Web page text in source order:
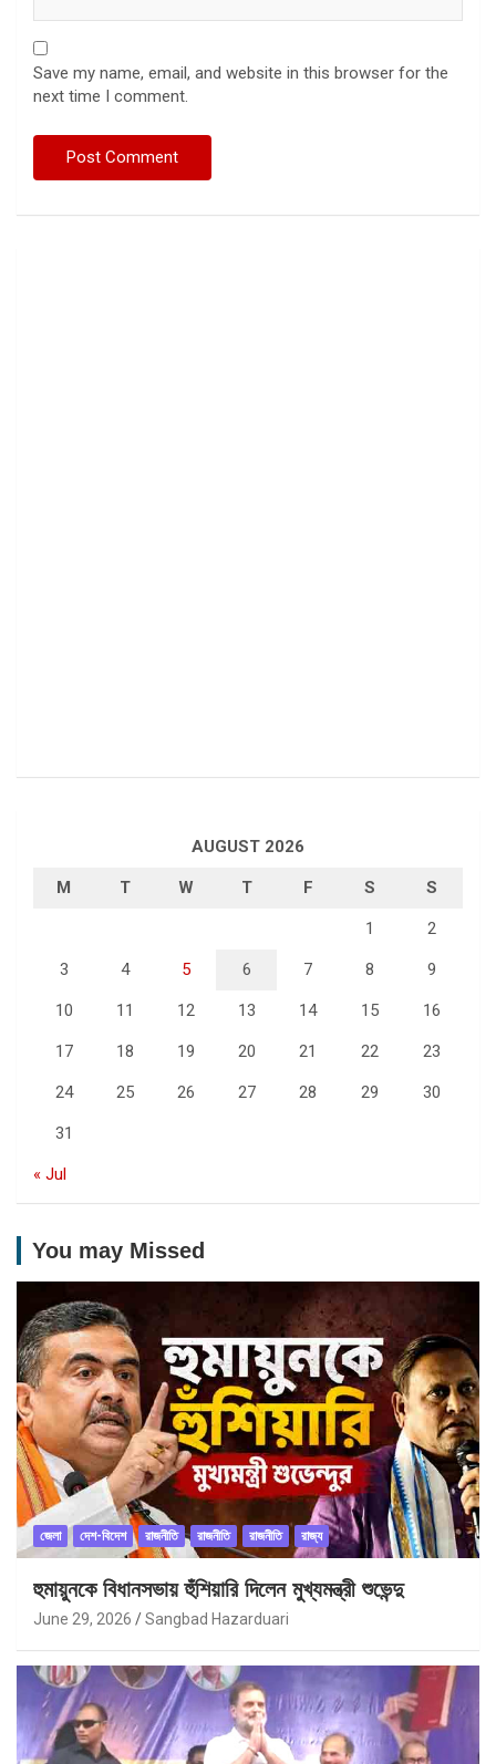
Save my name, email, and website in this browser for the
next time I comment.
AUGUST 2026
M T W T F S S
1 2
3 4 5 6 7 8 9
10 11 12 13 14 15 16
17 18 19 20 21 22 23
24 25 26 27 28 29 30
31
« Jul
You may Missed
জেলা দেশ-বিদেশ রাজনীতি রাজনীতি রাজনীতি রাজ্য
হুমায়ুনকে বিধানসভায় হুঁশিয়ারি দিলেন মুখ্যমন্ত্রী শুভেন্দু
June 29, 2026 Sangbad Hazarduari